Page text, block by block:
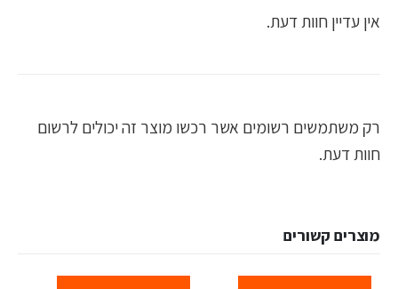
אין עדיין חוות דעת.
רק משתמשים רשומים אשר רכשו מוצר זה יכולים לרשום
חוות דעת.
מוצרים קשורים